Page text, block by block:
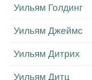
Уильям Голдинг
Уильям Джеймс
Уильям Дитрих
Уильям Дитц